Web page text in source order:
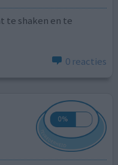
te shaken en te
0 reacties